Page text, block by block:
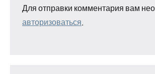
Для отправки комментария вам
авторизоваться